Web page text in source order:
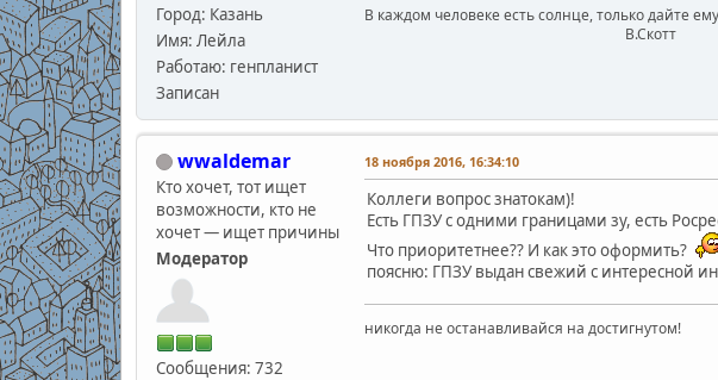
Город: Казань
Имя: Лейла
Работаю: генпланист
Записан
В каждом человеке есть солнце, только дайте
В.Скотт
wwaldemar
Кто хочет, тот ищет
возможности, кто не
хочет — ищет причины
Модератор
Сообщения: 732
18 ноября 2016, 16:34:10
Коллеги вопрос знатокам)!
Есть ГПЗУ с одними границами зу, есть
Что приоритетнее?? И как это оформить?
поясню: ГПЗУ выдан свежий с интересной
никогда не останавливайся на достигнутом!